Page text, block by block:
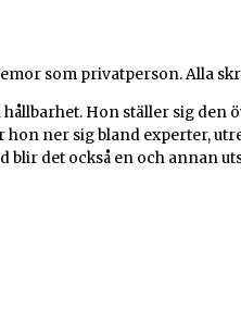
som privatperson. Alla
Hon ställer sig den
ner sig bland experter,
det också en och annan